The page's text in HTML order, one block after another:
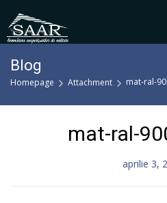
content
Blog
Homepage Attachment mat-ral-
mat-ral-
aprilie 3,